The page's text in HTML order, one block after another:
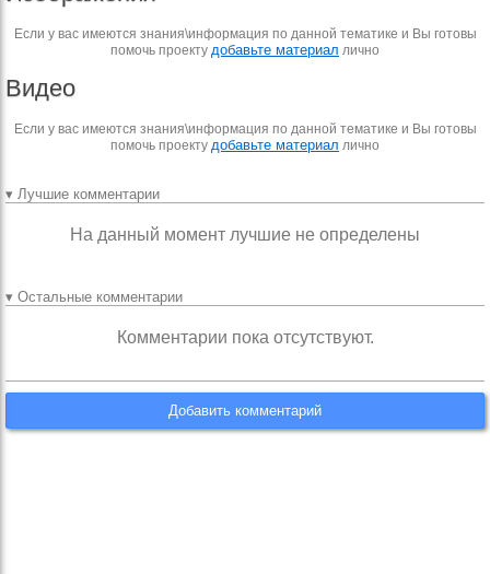
Если у вас имеются знания\информация по данной тематике и Вы готовы
помочь проекту добавьте материал лично
Видео
Если у вас имеются знания\информация по данной тематике и Вы готовы
помочь проекту добавьте материал лично
▾ Лучшие комментарии
На данный момент лучшие не определены
▾ Остальные комментарии
Комментарии пока отсутствуют.
Добавить комментарий